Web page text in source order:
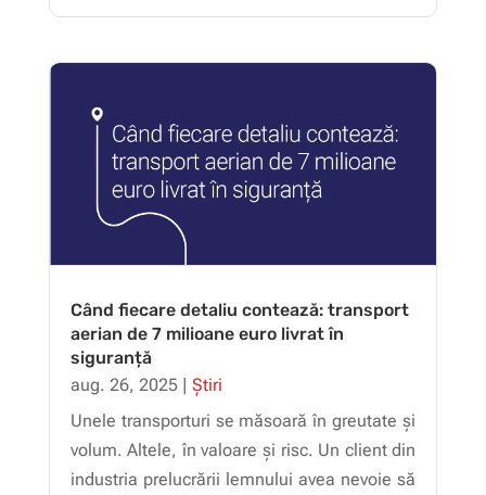
Când fiecare detaliu contează: transport
aerian de 7 milioane euro livrat în
siguranță
aug. 26, 2025| Știri
Unele transporturi se măsoară în greutate și
volum. Altele, în valoare și risc. Un client din
industria prelucrării lemnului avea nevoie să